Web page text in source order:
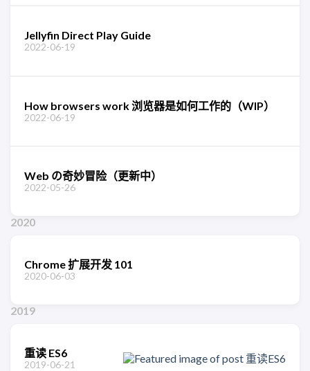
Jellyfin Direct Play Guide
2022-06-19
How browsers work 浏览器是如何工作的（WIP）
2022-06-19
Web の奇妙冒险（更新中）
2022-05-26
2020
Chrome 扩展开发 101
2020-06-03
2019
重读 ES6
2019-06-21